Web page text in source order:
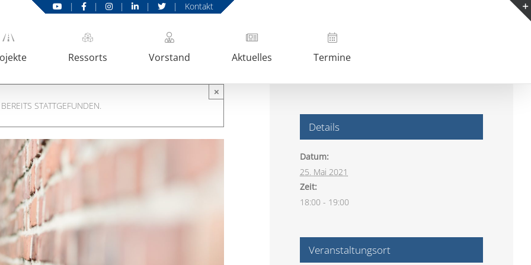
Ressorts Vorstand Aktuelles Termine
| | | | | Kontakt
STATTGEFUNDEN.
×
Details
Datum:
25. Mai 2021
Zeit:
18:00 - 19:00
Veranstaltungsort